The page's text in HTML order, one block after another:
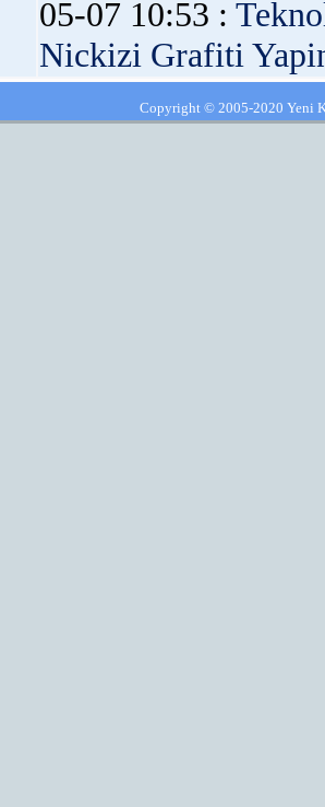
05-07 10:53 :
Nickizi Grafiti
Copyright © 2005-2020 Yeni